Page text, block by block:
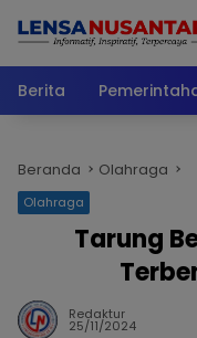
Berita
Beranda Olahraga
Olahraga
Tarung
Redaktur
25/11/2024